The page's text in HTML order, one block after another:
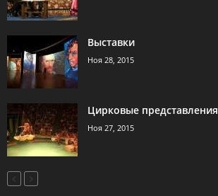
Выставки
Ноя 28, 2015
Цирковые представления
Ноя 27, 2015